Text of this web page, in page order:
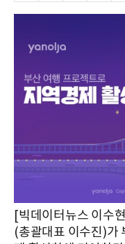
[빅데이터뉴스 이수
(총괄대표 이수진)가